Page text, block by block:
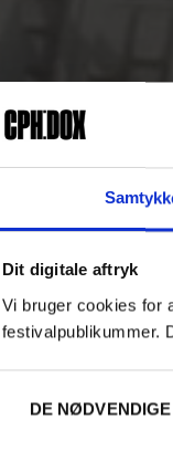
Dit digitale aftryk
Vi bruger cookies for
festivalpublikummer.
DE NØDVENDIGE